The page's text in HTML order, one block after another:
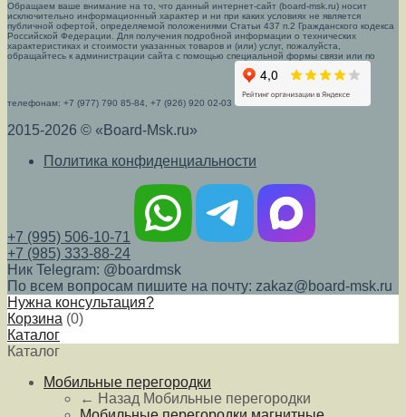
Обращаем ваше внимание на то, что данный интернет-сайт (board-msk.ru) носит
исключительно информационный характер и ни при каких условиях не является
публичной офертой, определяемой положениями Статьи 437 п.2 Гражданского кодекса
Российской Федерации. Для получения подробной информации о технических
характеристиках и стоимости указанных товаров и (или) услуг, пожалуйста,
обращайтесь к администрации сайта с помощью специальной формы связи или по
телефонам: +7 (977) 790 85-84, +7 (926) 920 02-03
2015-2026 © «Board-Msk.ru»
Политика конфиденциальности
+7 (995) 506-10-71
+7 (985) 333-88-24
Ник Telegram: @boardmsk
По всем вопросам пишите на почту: zakaz@board-msk.ru
Нужна консультация?
Корзина (0)
Каталог
Каталог
Мобильные перегородки
← Назад Мобильные перегородки